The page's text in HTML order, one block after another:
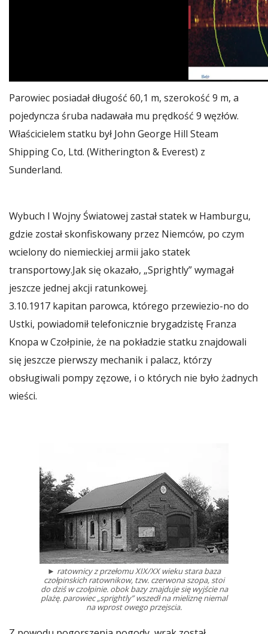
Parowiec posiadał długość 60,1 m, szerokość 9 m, a
pojedyncza śruba nadawała mu prędkość 9 węzłów.
Właścicielem statku był John George Hill Steam
Shipping Co, Ltd. (Witherington & Everest) z
Sunderland.
Wybuch I Wojny Światowej zastał statek w Hamburgu,
gdzie został skonfiskowany przez Niemców, po czym
wcielony do niemieckiej armii jako statek
transportowy.Jak się okazało, „Sprightly” wymagał
jeszcze jednej akcji ratunkowej.
3.10.1917 kapitan parowca, którego przewiezio-no do
Ustki, powiadomił telefonicznie brygadzistę Franza
Knopa w Czołpinie, że na pokładzie statku znajdowali
się jeszcze pierwszy mechanik i palacz, którzy
obsługiwali pompy zęzowe, i o których nie było żadnych
wieści.
► ratownicy z przełomu XIX/XX wieku stara baza
czołpinskich ratownikow, tzw. czerwona szopa, stoi
do dziś w czołpinie. obok bazy znajduje się wyjście na
plażę. parowiec „sprightly” wszedł na mieliznę niemal
na wprost owego przejscia.